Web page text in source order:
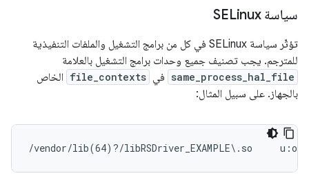
سياسة SELinux
تؤثّر سياسة SELinux في كل من برامج التشغيل والملفات التنفيذية
للمترجم. يجب تصنيف جميع وحدات برامج التشغيل بالعلامة
same_process_hal_file في file_contexts الخاص
بالجهاز. على سبيل المثال:
/vendor/lib(64)?/libRSDriver_EXAMPLE\.so